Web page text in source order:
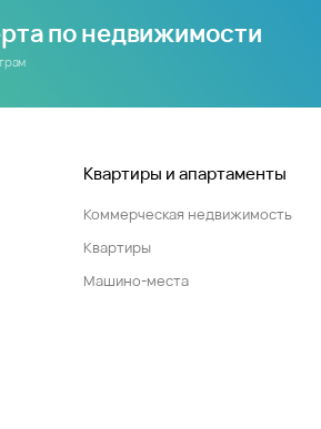
по недвижимости
Квартиры и апартаменты
Коммерческая недвижимость
Квартиры
Машино-места